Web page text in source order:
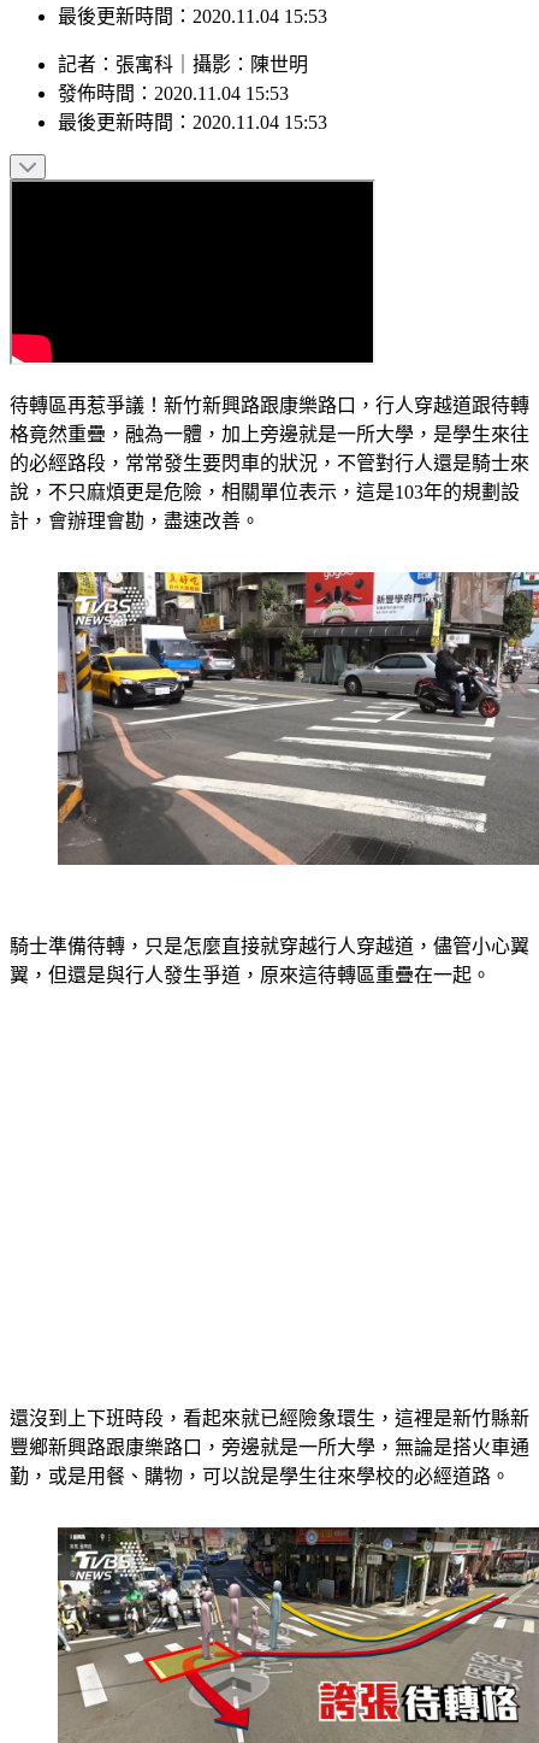
最後更新時間：2020.11.04 15:53
記者 ： 張寓科 攝影 ： 陳世明
發佈時間： 2020.11.04 15:53
最後更新時間： 2020.11.04 15:53
待轉區再惹爭議！新竹新興路跟康樂路口，行人穿越道跟待轉
格竟然重疊，融為一體，加上旁邊就是一所大學，是學生來往
的必經路段，常常發生要閃車的狀況，不管對行人還是騎士來
說，不只麻煩更是危險，相關單位表示，這是103年的規劃設
計，會辦理會勘，盡速改善。
騎士準備待轉，只是怎麼直接就穿越行人穿越道，儘管小心翼
翼，但還是與行人發生爭道，原來這待轉區重疊在一起。
還沒到上下班時段，看起來就已經險象環生，這裡是新竹縣新
豐鄉新興路跟康樂路口，旁邊就是一所大學，無論是搭火車通
勤，或是用餐、購物，可以說是學生往來學校的必經道路。